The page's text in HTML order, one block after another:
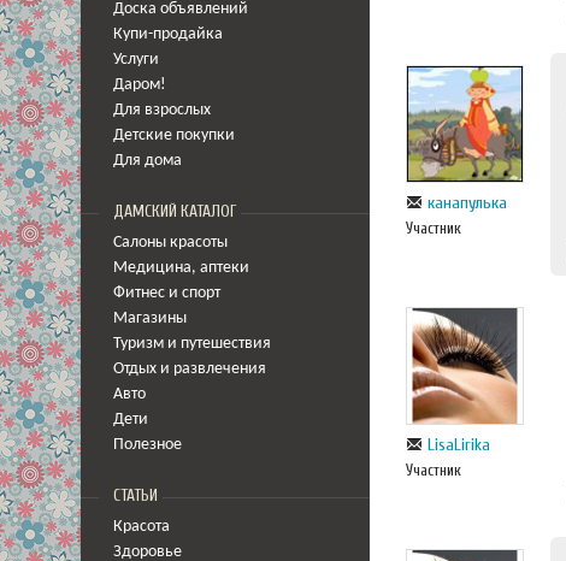
Доска объявлений
Купи-продайка
Услуги
Даром!
Для взрослых
Детские покупки
Для дома
ДАМСКИЙ КАТАЛОГ
Салоны красоты
Медицина, аптеки
Фитнес и спорт
Магазины
Туризм и путешествия
Отдых и развлечения
Авто
Дети
Полезное
СТАТЬИ
Красота
Здоровье
канапулька
Участник
LisaLirika
Участник